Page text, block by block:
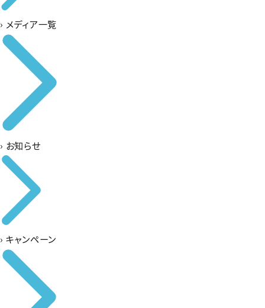
› メディア一覧
› お知らせ
› キャンペーン